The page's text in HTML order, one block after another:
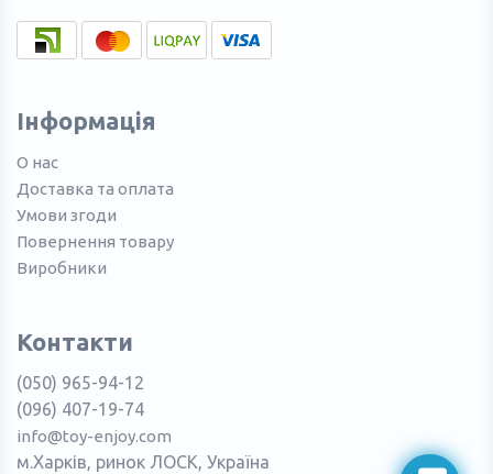
Інформація
О нас
Доставка та оплата
Умови згоди
Повернення товару
Виробники
Контакти
(050) 965-94-12
(096) 407-19-74
info@toy-enjoy.com
м.Харків, ринок ЛОСК, Україна